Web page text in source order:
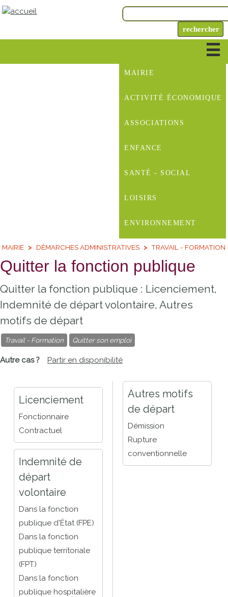
MAIRIE
ACTIVITÉ ÉCONOMIQUE
ASSOCIATIONS
ENFANCE
SANTÉ - SOCIAL
LOISIRS
ENVIRONNEMENT
MAIRIE DÉMARCHES ADMINISTRATIVES TRAVAIL - FORMATION
Quitter la fonction publique
Quitter la fonction publique : Licenciement,
Indemnité de départ volontaire, Autres
motifs de départ
Travail - Formation Quitter son emploi
Partir en disponibilité
Licenciement
Fonctionnaire
Contractuel
Indemnité de
départ
volontaire
Dans la fonction
publique d'État (FPE)
Dans la fonction
publique territoriale
(FPT)
Dans la fonction
publique hospitalière
Autres motifs
de départ
Démission
Rupture
conventionnelle